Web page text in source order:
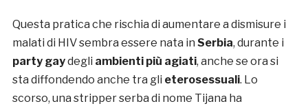
Questa pratica che rischia di aumentare a dismisure i
malati di HIV sembra essere nata in Serbia, durante i
party gaydegli ambienti più agiati, anche se ora si
sta diffondendo anche tra gli eterosessuali. Lo
scorso, una stripper serba di nome Tijana ha